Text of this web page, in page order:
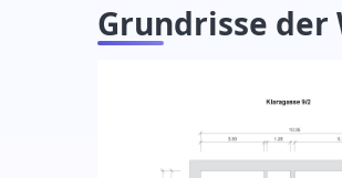
Grundrisse der